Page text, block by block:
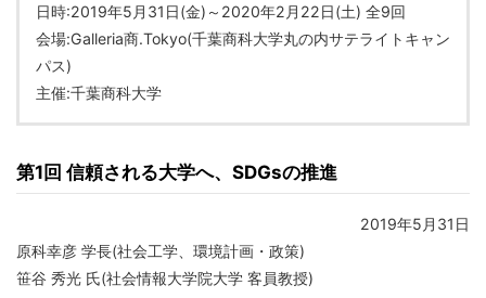
日時:2019年5月31日(金)～2020年2月22日(土) 全9回
会場:Galleria商.Tokyo(千葉商科大学丸の内サテライトキャン
パス)
主催:千葉商科大学
第1回 信頼される大学へ、SDGsの推進
2019年5月31日
原科幸彦 学長(社会工学、環境計画・政策)
笹谷 秀光 氏(社会情報大学院大学 客員教授)